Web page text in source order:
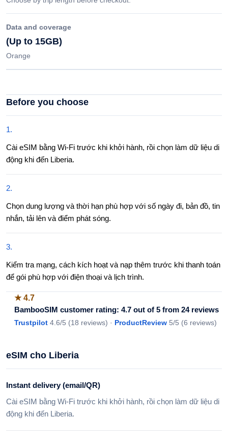
Data and coverage
(Up to 15GB)
Orange
Before you choose
1.
Cài eSIM bằng Wi-Fi trước khi khởi hành, rồi chọn làm dữ liệu di
động khi đến Liberia.
2.
Chọn dung lượng và thời hạn phù hợp với số ngày đi, bản đồ, tin
nhắn, tải lên và điểm phát sóng.
3.
Kiểm tra mạng, cách kích hoạt và nạp thêm trước khi thanh toán
để gói phù hợp với điện thoại và lịch trình.
★4.7
BambooSIM customer rating: 4.7 out of 5 from 24 reviews
Trustpilot 4.6/5 (18 reviews) · ProductReview 5/5 (6 reviews)
eSIM cho Liberia
Instant delivery (email/QR)
Cài eSIM bằng Wi-Fi trước khi khởi hành, rồi chọn làm dữ liệu di
động khi đến Liberia.